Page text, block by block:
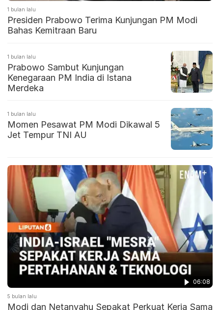
1 bulan lalu
Presiden Prabowo Terima Kunjungan PM Modi
Bahas Kemitraan Baru
1 bulan lalu
Prabowo Sambut Kunjungan
Kenegaraan PM India di Istana
Merdeka
1 bulan lalu
Momen Pesawat PM Modi Dikawal 5
Jet Tempur TNI AU
06:08
5 bulan lalu
Modi dan Netanyahu Sepakat Perkuat Kerja Sama